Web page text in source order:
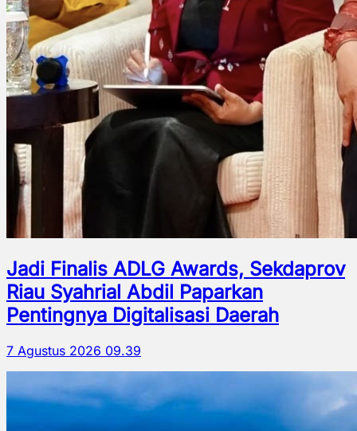
Jadi Finalis ADLG Awards, Sekdaprov
Riau Syahrial Abdil Paparkan
Pentingnya Digitalisasi Daerah
7 Agustus 2026 09.39